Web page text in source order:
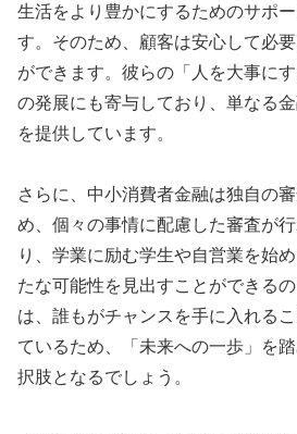
生活をより豊かにするためのサポ
す。そのため、顧客は安心して必
ができます。彼らの「人を大事に
の発展にも寄与しており、単なる
を提供しています。
さらに、中小消費者金融は独自の
め、個々の事情に配慮した審査が
り、学業に励む学生や自営業を始
たな可能性を見出すことができる
は、誰もがチャンスを手に入れる
ているため、「未来への一歩」を
択肢となるでしょう。